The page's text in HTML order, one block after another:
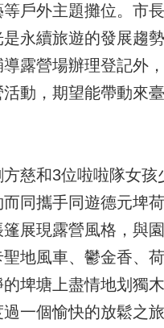
戶外主題攤位。市
永續旅遊的發展趨
露營場辦理登記外
動，期望能帶動來
方慈和3位啦啦隊女孩
同攜手同遊德元埤
展現露營風格，與
聖地風車、鬱金香、
埤塘上盡情地划獨
一個愉快的放鬆之